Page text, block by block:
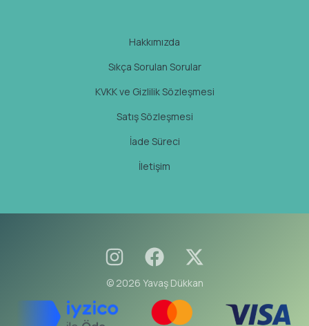
Hakkımızda
Sıkça Sorulan Sorular
KVKK ve Gizlilik Sözleşmesi
Satış Sözleşmesi
İade Süreci
İletişim
© 2026 Yavaş Dükkan